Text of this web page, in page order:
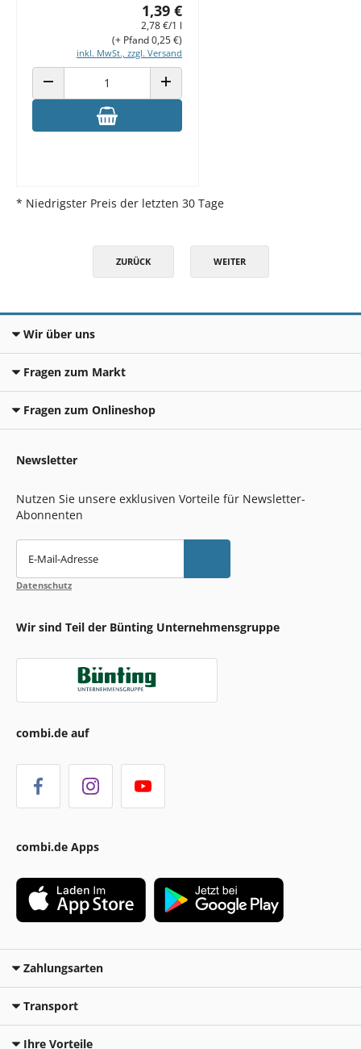
1,39 €
2,78 €/1 l
inkl. MwSt., zzgl. Versand
(+ Pfand 0,25 €)
ANZAHL VERRINGERN ANZAHL ERHÖHEN
* Niedrigster Preis der letzten 30 Tage
ZURÜCK WEITER
Wir über uns
Fragen zum Markt
Fragen zum Onlineshop
Newsletter
Nutzen Sie unsere exklusiven Vorteile für Newsletter-
Abonnenten
E-Mail-Adresse
Datenschutz
Wir sind Teil der Bünting Unternehmensgruppe
combi.de auf
combi.de Apps
Zahlungsarten
Transport
Ihre Vorteile